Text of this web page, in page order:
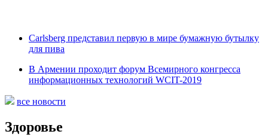
Carlsberg представил первую в мире бумажную бутылку
для пива
В Армении проходит форум Всемирного конгресса
информационных технологий WCIT-2019
все новости
Здоровье